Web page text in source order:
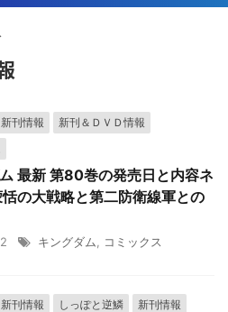
刊情報
新刊＆ＤＶＤ情報
最新 第80巻の発売日と内容ネ
の大戦略と第二防衛線軍との
キングダム コミックス
刊情報 しっぽと逆鱗 新刊情報